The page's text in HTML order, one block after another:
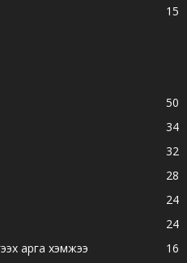
15
50
34
32
28
24
24
арга хэмжээ
16